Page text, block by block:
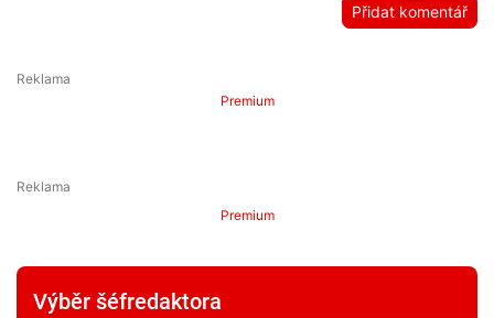
Přidat komentář
Premium
Premium
Výběr šéfredaktora